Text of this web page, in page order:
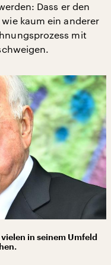
Dass er den
kaum ein anderer
mit
in seinem Umfeld